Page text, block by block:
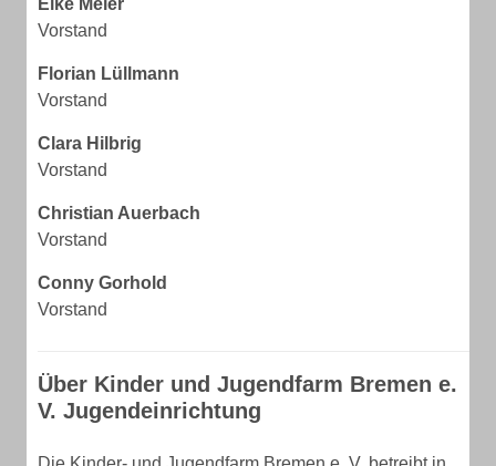
Elke Meier
Vorstand
Florian Lüllmann
Vorstand
Clara Hilbrig
Vorstand
Christian Auerbach
Vorstand
Conny Gorhold
Vorstand
Über Kinder und Jugendfarm Bremen e.
V. Jugendeinrichtung